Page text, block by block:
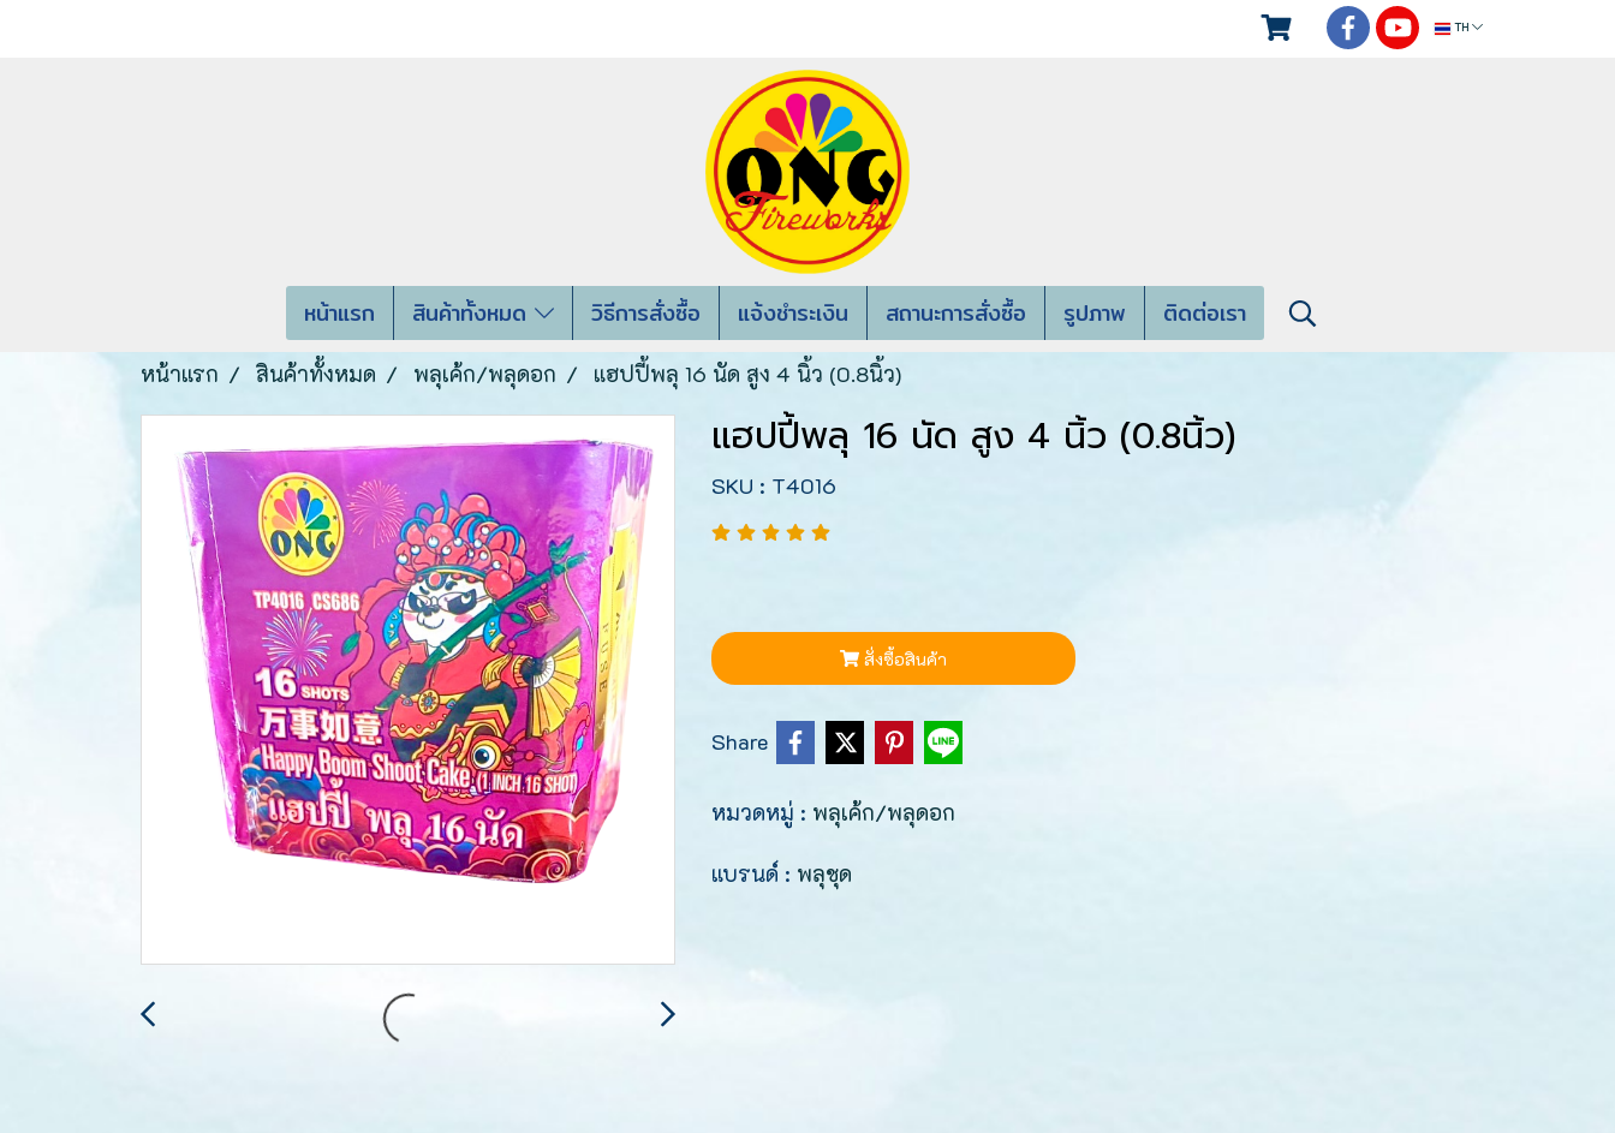
TH
หน้าแรก สินค้าทั้งหมด วิธีการสั่งซื้อ แจ้งชำระเงิน สถานะการสั่งซื้อ รูปภาพ ติดต่อเรา
หน้าแรก สินค้าทั้งหมด พลุเค้ก/พลุดอก แฮปปี้พลุ 16 นัด สูง 4 นิ้ว (0.8นิ้ว)
แฮปปี้พลุ 16 นัด สูง 4 นิ้ว (0.8นิ้ว)
SKU : T4016
สั่งซื้อสินค้า
Share
หมวดหมู่ : พลุเค้ก/พลุดอก
แบรนด์ : พลุชุด